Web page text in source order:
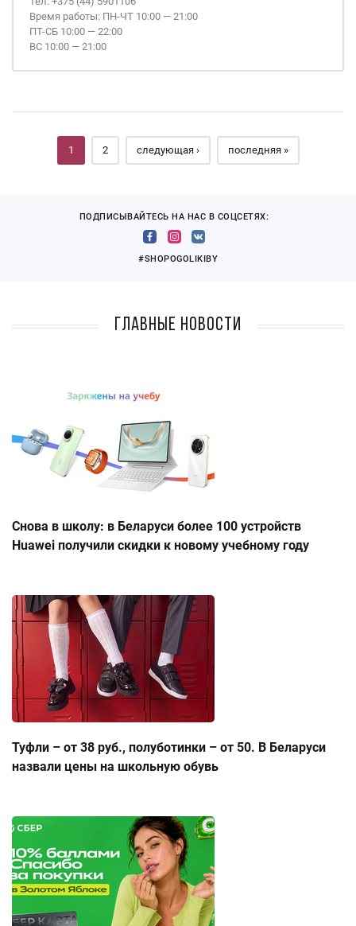
Время работы: ПН-ЧТ 10:00 — 21:00
ПТ-СБ 10:00 — 22:00
ВС 10:00 — 21:00
Страницы
1 2 следующая › последняя »
ПОДПИСЫВАЙТЕСЬ НА НАС В СОЦСЕТЯХ:
#SHOPOGOLIKIBY
Главные новости
Снова в школу: в Беларуси более 100 устройств
Huawei получили скидки к новому учебному году
Туфли – от 38 руб., полуботинки – от 50. В Беларуси
назвали цены на школьную обувь